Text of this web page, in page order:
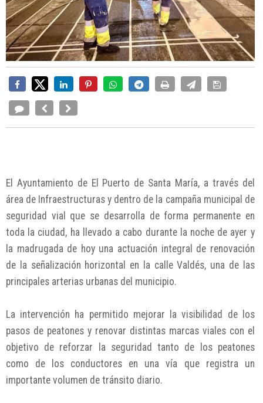
El Ayuntamiento de El Puerto de Santa María, a través del
área de Infraestructuras y dentro de la campaña municipal de
seguridad vial que se desarrolla de forma permanente en
toda la ciudad, ha llevado a cabo durante la noche de ayer y
la madrugada de hoy una actuación integral de renovación
de la señalización horizontal en la calle Valdés, una de las
principales arterias urbanas del municipio.
La intervención ha permitido mejorar la visibilidad de los
pasos de peatones y renovar distintas marcas viales con el
objetivo de reforzar la seguridad tanto de los peatones
como de los conductores en una vía que registra un
importante volumen de tránsito diario.